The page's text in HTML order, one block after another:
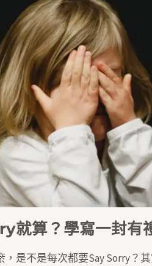
就算？學寫一封有
是不是每次都要Say Sorry？